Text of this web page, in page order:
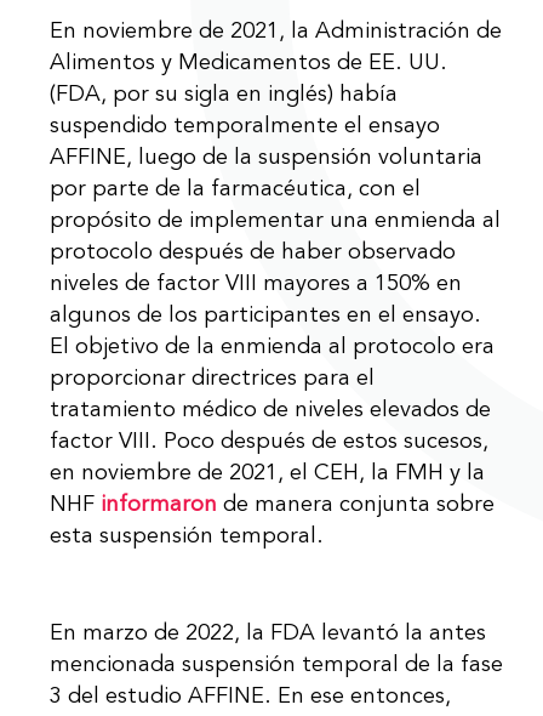
En noviembre de 2021, la Administración de
Alimentos y Medicamentos de EE. UU.
(FDA, por su sigla en inglés) había
suspendido temporalmente el ensayo
AFFINE, luego de la suspensión voluntaria
por parte de la farmacéutica, con el
propósito de implementar una enmienda al
protocolo después de haber observado
niveles de factor VIII mayores a 150% en
algunos de los participantes en el ensayo.
El objetivo de la enmienda al protocolo era
proporcionar directrices para el
tratamiento médico de niveles elevados de
factor VIII. Poco después de estos sucesos,
en noviembre de 2021, el CEH, la FMH y la
NHF informaron de manera conjunta sobre
esta suspensión temporal.
En marzo de 2022, la FDA levantó la antes
mencionada suspensión temporal de la fase
3 del estudio AFFINE. En ese entonces,